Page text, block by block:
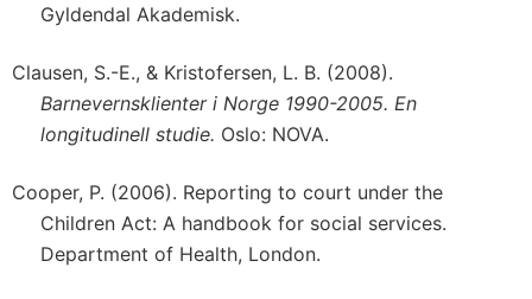
Gyldendal Akademisk.
Clausen, S.-E., & Kristofersen, L. B. (2008).
Barnevernsklienter i Norge 1990-2005. En
longitudinell studie. Oslo: NOVA.
Cooper, P. (2006). Reporting to court under the
Children Act: A handbook for social services.
Department of Health, London.